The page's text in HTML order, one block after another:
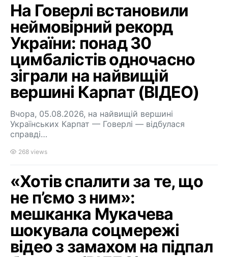
На Говерлі встановили
неймовірний рекорд
України: понад 30
цимбалістів одночасно
зіграли на найвищій
вершині Карпат (ВІДЕО)
Вчора, 05.08.2026, на найвищій вершині
Українських Карпат — Говерлі — відбулася
справді…
268 views
«Хотів спалити за те, що
не п’ємо з ним»:
мешканка Мукачева
шокувала соцмережі
відео з замахом на підпал